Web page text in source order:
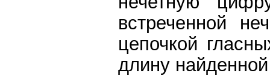
встреченной
цепочкой
длину